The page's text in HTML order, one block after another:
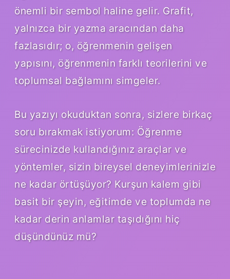
önemli bir sembol haline gelir. Grafit,
yalnızca bir yazma aracından daha
fazlasıdır; o, öğrenmenin gelişen
yapısını, öğrenmenin farklı teorilerini ve
toplumsal bağlamını simgeler.
Bu yazıyı okuduktan sonra, sizlere birkaç
soru bırakmak istiyorum: Öğrenme
sürecinizde kullandığınız araçlar ve
yöntemler, sizin bireysel deneyimlerinizle
ne kadar örtüşüyor? Kurşun kalem gibi
basit bir şeyin, eğitimde ve toplumda ne
kadar derin anlamlar taşıdığını hiç
düşündünüz mü?